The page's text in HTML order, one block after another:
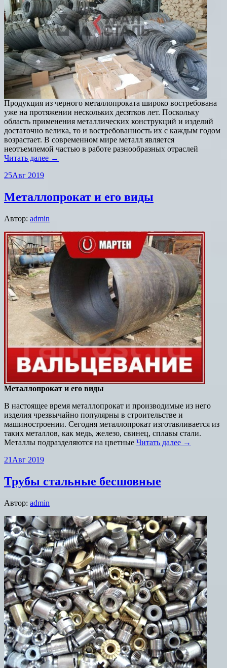
Продукция из черного металлопроката широко востребована
уже на протяжении нескольких десятков лет. Поскольку
область применения металлических конструкций и изделий
достаточно велика, то и востребованность их с каждым годом
возрастает. В современном мире металл является
неотъемлемой частью в работе разнообразных отраслей
Читать далее →
25Авг 2019
Металлопрокат и его виды
Автор: admin
Металлопрокат и его виды
В настоящее время металлопрокат и производимые из него
изделия чрезвычайно популярны в строительстве и
машиностроении. Сегодня металлопрокат изготавливается из
таких металлов, как медь, железо, свинец, сплавы стали.
Металлы подразделяются на цветные Читать далее →
21 Авг 2019
Трубы стальные бесшовные
Автор: admin